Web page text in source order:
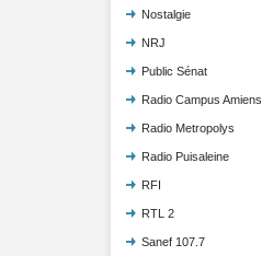
Nostalgie
NRJ
Public Sénat
Radio Campus Amiens
Radio Metropolys
Radio Puisaleine
RFI
RTL 2
Sanef 107.7